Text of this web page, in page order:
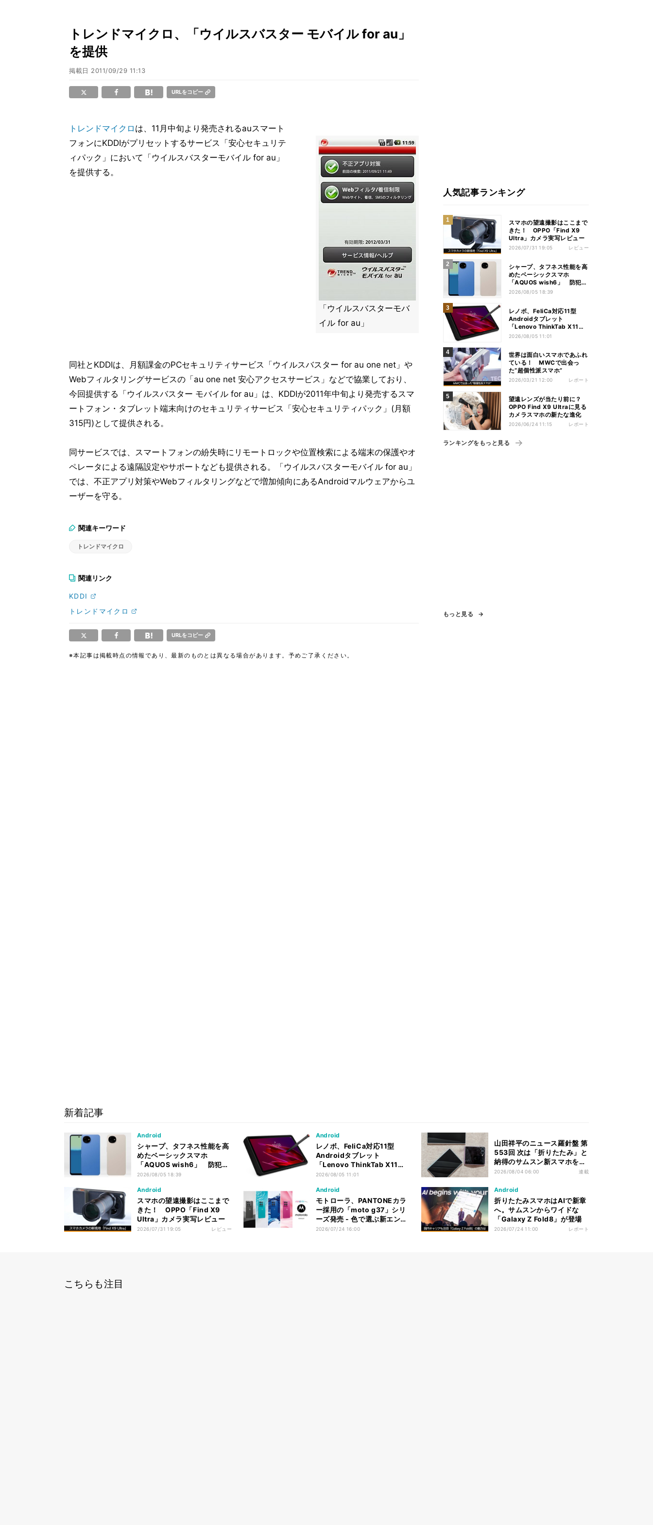
トレンドマイクロ、「ウイルスバスター モバイル for au」
を提供
掲載日 2011/09/29 11:13
URLをコピー
「ウイルスバスターモバ
イル for au」
トレンドマイクロ は、11月中旬より発売されるauスマート
フォンにKDDIがプリセットするサービス「安心セキュリテ
ィパック」において「ウイルスバスターモバイル for au」
を提供する。
同社とKDDIは、月額課金のPCセキュリティサービス「ウイルスバスター for au one net」や
Webフィルタリングサービスの「au one net 安心アクセスサービス」などで協業しており、
今回提供する「ウイルスバスター モバイル for au」は、KDDIが2011年中旬より発売するスマ
ートフォン・タブレット端末向けのセキュリティサービス「安心セキュリティパック」(月額
315円)として提供される。
同サービスでは、スマートフォンの紛失時にリモートロックや位置検索による端末の保護やオ
ペレータによる遠隔設定やサポートなども提供される。「ウイルスバスターモバイル for au」
では、不正アプリ対策やWebフィルタリングなどで増加傾向にあるAndroidマルウェアからユ
ーザーを守る。
関連キーワード
トレンドマイクロ
関連リンク
KDDI
トレンドマイクロ
URLをコピー
※本記事は掲載時点の情報であり、最新のものとは異なる場合があります。予めご了承ください。
人気記事ランキング
スマホの望遠撮影はここまで
きた！ OPPO「Find X9
Ultra」カメラ実写レビュー
2026/07/31 19:05 レビュー
シャープ、タフネス性能を高
めたベーシックスマホ
「AQUOS wish6」 防犯性
能も充実
2026/08/05 18:39
レノボ、FeliCa対応11型
Androidタブレット
「Lenovo ThinkTab X11
Gen 1」
2026/08/05 11:01
世界は面白いスマホであふれ
ている！ MWCで出会っ
た“超個性派スマホ”
2026/03/21 12:00 レポート
望遠レンズが当たり前に？
OPPO Find X9 Ultraに見る
カメラスマホの新たな進化
2026/06/24 11:15 レポート
ランキングをもっと見る
もっと見る
新着記事
Android
シャープ、タフネス性能を高
めたベーシックスマホ
「AQUOS wish6」 防犯性
能も充実
2026/08/05 18:39
Android
レノボ、FeliCa対応11型
Androidタブレット
「Lenovo ThinkTab X11
Gen 1」
2026/08/05 11:01
山田祥平のニュース羅針盤 第
553回 次は「折りたたみ」と
納得のサムスン新スマホを使
って、AIで迷う
2026/08/04 06:00 連載
Android
スマホの望遠撮影はここまで
きた！ OPPO「Find X9
Ultra」カメラ実写レビュー
2026/07/31 19:05 レビュー
Android
モトローラ、PANTONEカラ
ー採用の「moto g37」シリ
ーズ発売 - 色で選ぶ新エント
リーモデル
2026/07/24 16:00
Android
折りたたみスマホはAIで新章
へ。サムスンからワイドな
「Galaxy Z Fold8」が登場
2026/07/24 11:00 レポート
こちらも注目